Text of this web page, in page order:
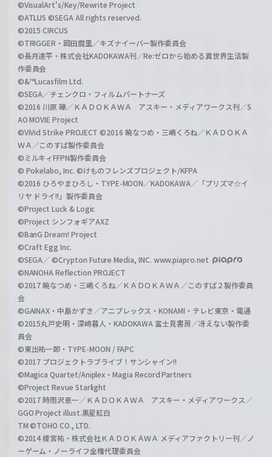
©VisualArt's/Key/Rewrite Project
©ATLUS ©SEGA All rights reserved.
©2015 CIRCUS
©TRIGGER・岡田麿里／キズナイーバー製作委員会
©長月達平・株式会社KADOKAWA刊／Re:ゼロから始める異世界生活製
作委員会
©&™Lucasfilm Ltd.
©SEGA／チェンクロ・フィルムパートナーズ
©2016 川原 礫／ＫＡＤＯＫＡＷＡ アスキー・メディアワークス刊／S
AO MOVIE Project
©ViVid Strike PROJECT ©2016 暁なつめ・三嶋くろね／ＫＡＤＯＫＡ
ＷＡ／このすば製作委員会
©ミルキィFFPN製作委員会
© Pokelabo, Inc. ©けものフレンズプロジェクト/KFPA
©2016 ひろやまひろし・TYPE-MOON／KADOKAWA／「プリズマ☆イ
リヤ ドライ!!」製作委員会
©Project Luck & Logic
©Project シンフォギアAXZ
©BanG Dream! Project
©Craft Egg Inc.
©SEGA／ ©Crypton Future Media, INC. www.piapro.net
©NANOHA Reflection PROJECT
©2017 暁なつめ・三嶋くろね／ＫＡＤＯＫＡＷＡ／このすば２製作委員
会
©GAINAX・中島かずき／アニプレックス・KONAMI・テレビ東京・電通
©2015丸戸史明・深崎暮人・KADOKAWA 富士見書房／冴えない製作委
員会
©東出祐一郎・TYPE-MOON / FAPC
©2017 プロジェクトラブライブ！サンシャイン!!
©Magica Quartet/Aniplex・Magia Record Partners
©Project Revue Starlight
©2017 時雨沢恵一／ＫＡＤＯＫＡＷＡ アスキー・メディアワークス／
GGO Project illust.黒星紅白
TM ©TOHO CO., LTD.
©2014 榎宮祐・株式会社ＫＡＤＯＫＡＷＡ メディアファクトリー刊／ノ
ーゲーム・ノーライフ全権代理委員会